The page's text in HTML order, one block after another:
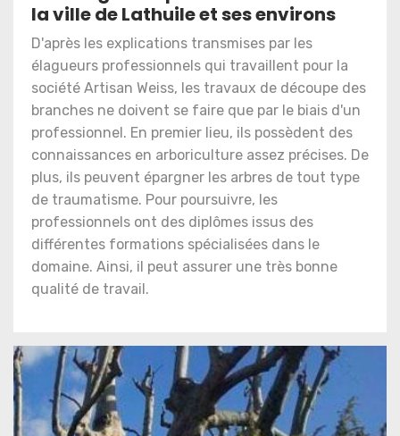
la ville de Lathuile et ses environs
D'après les explications transmises par les
élagueurs professionnels qui travaillent pour la
société Artisan Weiss, les travaux de découpe des
branches ne doivent se faire que par le biais d'un
professionnel. En premier lieu, ils possèdent des
connaissances en arboriculture assez précises. De
plus, ils peuvent épargner les arbres de tout type
de traumatisme. Pour poursuivre, les
professionnels ont des diplômes issus des
différentes formations spécialisées dans le
domaine. Ainsi, il peut assurer une très bonne
qualité de travail.